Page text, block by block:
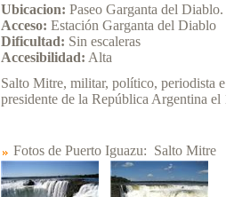
Ubicacion: Paseo Garganta del Diablo.
Acceso: Estación Garganta del Diablo
Dificultad: Sin escaleras
Accesibilidad: Alta
Salto Mitre, militar, político, periodista
presidente de la República Argentina el
Fotos de Puerto Iguazu: Salto Mitre